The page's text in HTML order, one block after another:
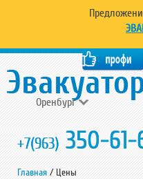
Оренбург
+7(963) 350-61-
Главная / Цены